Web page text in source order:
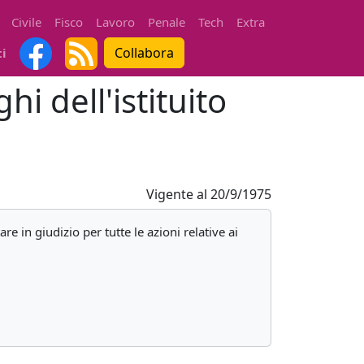
Civile Fisco Lavoro Penale Tech
Extra
Collabora
dell'istituito
Vigente al 20/9/1975
in giudizio per tutte le azioni relative ai